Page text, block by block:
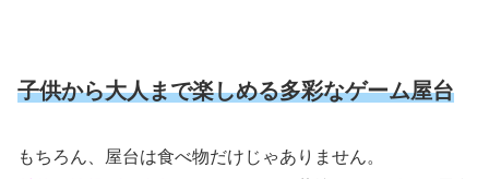
子供から大人まで楽しめる多彩なゲーム屋台
もちろん、屋台は食べ物だけじゃありません。